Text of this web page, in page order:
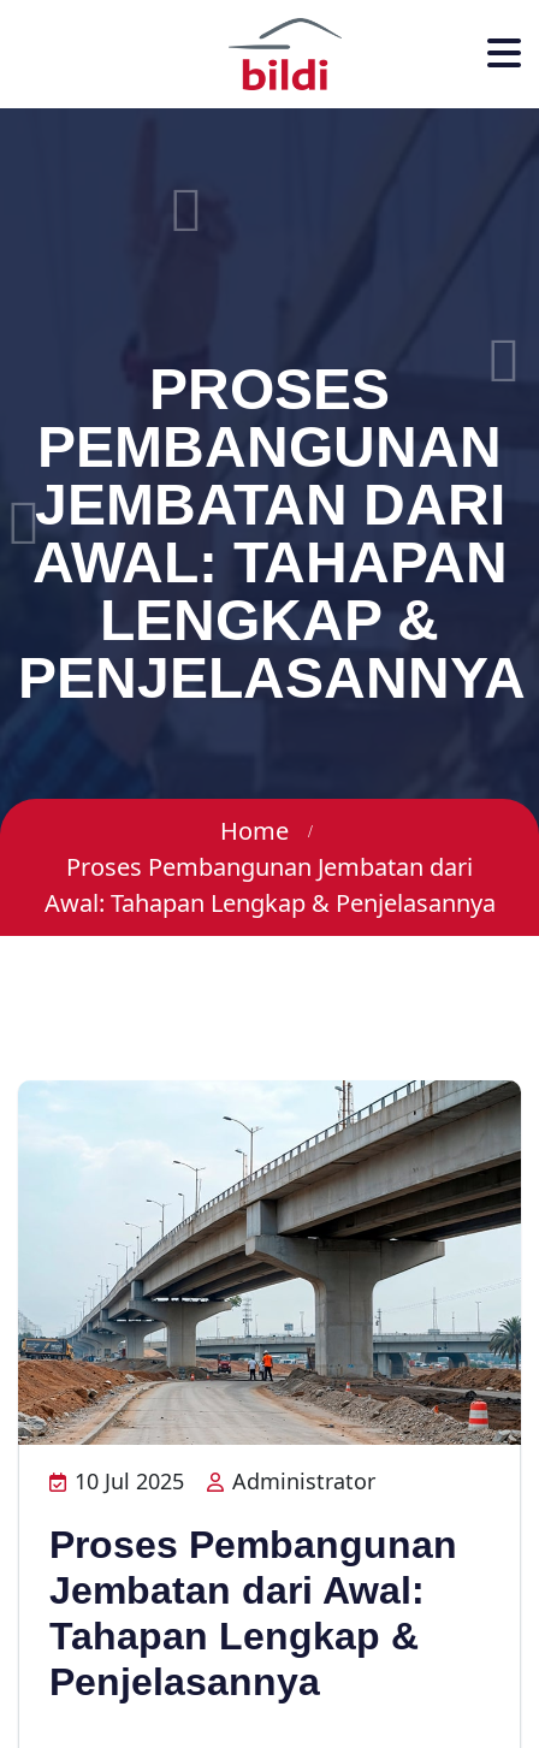
PROSES
PEMBANGUNAN
JEMBATAN DARI
AWAL: TAHAPAN
LENGKAP &
PENJELASANNYA
Home
Proses Pembangunan Jembatan dari
Awal: Tahapan Lengkap & Penjelasannya
10 Jul 2025 Administrator
Proses Pembangunan
Jembatan dari Awal:
Tahapan Lengkap &
Penjelasannya